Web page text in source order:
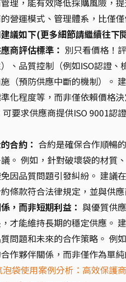
理，能有效降低採購風險，
營運模式、管理體系，比僅
議如下(更多細節請繼續往下
商評估標準： 別只看價格！
、品質控制（例如ISO認證
（預防供應中斷的機制）。
化程度等，而非僅依賴價格
要求供應商提供ISO 9001認
合約： 合約是確保合作順暢
。 例如，針對破壞袋的材質
因品質問題引發糾紛。 建議
條款符合法律規定，並與供
，而非短期利益： 與優質供
才能維持長期的穩定供應。
問題和未來的合作策略。 例
作夥伴關係，而非僅作為單
泡袋使用案例分析：高效保護